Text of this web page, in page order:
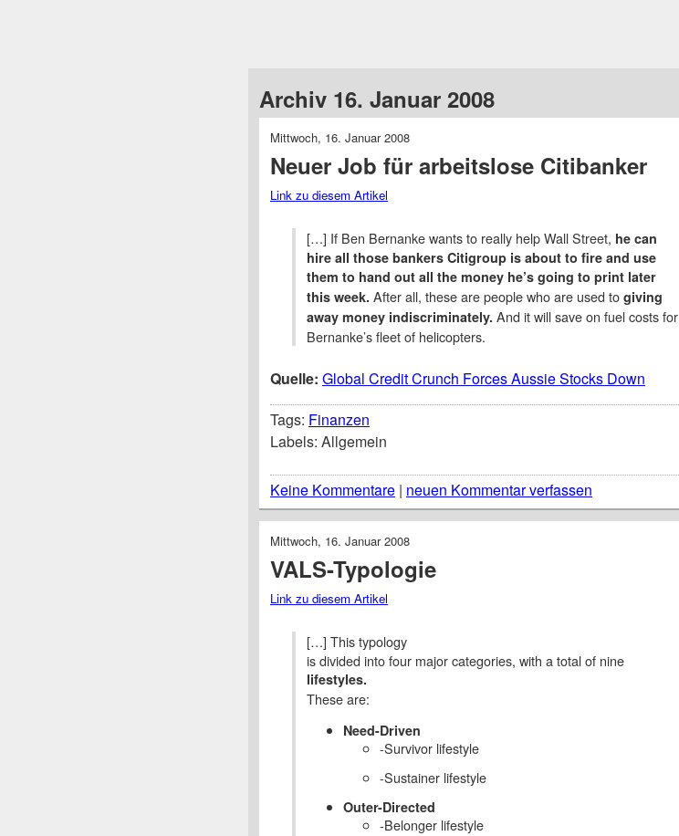
Archiv 16. Januar 2008
Mittwoch, 16. Januar 2008
Neuer Job für arbeitslose Citibanker
Link zu diesem Artikel
[…] If Ben Bernanke wants to really help Wall Street, he can
hire all those bankers Citigroup is about to fire and use
them to hand out all the money he’s going to print later
this week. After all, these are people who are used to giving
away money indiscriminately. And it will save on fuel costs for
Bernanke’s fleet of helicopters.
Quelle: Global Credit Crunch Forces Aussie Stocks Down
Tags: Finanzen
Labels: Allgemein
Keine Kommentare | neuen Kommentar verfassen
Mittwoch, 16. Januar 2008
VALS-Typologie
Link zu diesem Artikel
[…] This typology
is divided into four major categories, with a total of nine
lifestyles.
These are:
Need-Driven
-Survivor lifestyle
-Sustainer lifestyle
Outer-Directed
-Belonger lifestyle